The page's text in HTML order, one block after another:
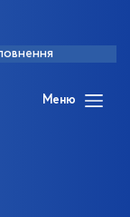
Меню